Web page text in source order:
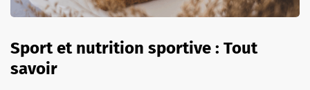
Sport et nutrition sportive : Tout
savoir